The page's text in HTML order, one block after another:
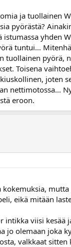
ja tuollainen
pyörästä?
istumassa yhden
tuntui...
tuollainen pyörä,
Toisena
joten
nettimotossa...
eroon.
eikä mitään
intikka viisi kesää
jo olemaan joka
valkkaat sitten